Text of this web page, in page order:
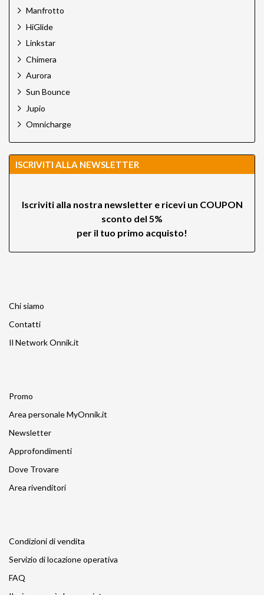
Manfrotto
HiGlide
Linkstar
Chimera
Aurora
Sun Bounce
Jupio
Omnicharge
ISCRIVITI ALLA NEWSLETTER
Iscriviti alla nostra newsletter e ricevi un COUPON
sconto del 5%
per il tuo primo acquisto!
Chi siamo
Contatti
Il Network Onnik.it
Promo
Area personale MyOnnik.it
Newsletter
Approfondimenti
Dove Trovare
Area rivenditori
Condizioni di vendita
Servizio di locazione operativa
FAQ